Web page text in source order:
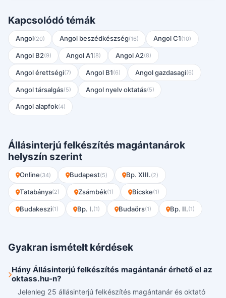
Kapcsolódó témák
Angol(20) Angol beszédkészség(16) Angol C1(10)
Angol B2(9) Angol A1(8) Angol A2(8)
Angol érettségi(7) Angol B1(6) Angol gazdasagi(6)
Angol társalgás(5) Angol nyelv oktatás(5)
Angol alapfok(4)
Állásinterjú felkészítés magántanárok
helyszín szerint
Online(34) Budapest(5) Bp. XIII.(2)
Tatabánya(2) Zsámbék(1) Bicske(1)
Budakeszi(1) Bp. I.(1) Budaörs(1) Bp. II.(1)
Gyakran ismételt kérdések
Hány Állásinterjú felkészítés magántanár érhető el az
oktass.hu-n?
Jelenleg 25 állásinterjú felkészítés magántanár és oktató